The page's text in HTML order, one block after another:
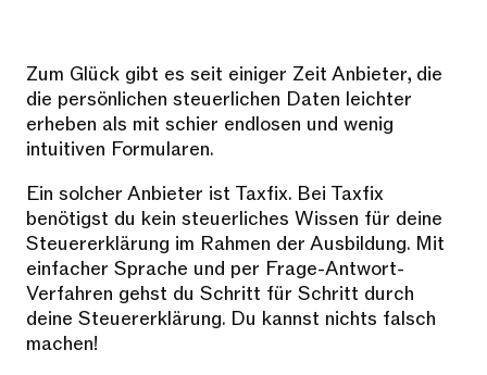
Zum Glück gibt es seit einiger Zeit Anbieter, die
die persönlichen steuerlichen Daten leichter
erheben als mit schier endlosen und wenig
intuitiven Formularen.
Ein solcher Anbieter ist Taxfix. Bei Taxfix
benötigst du kein steuerliches Wissen für deine
Steuererklärung im Rahmen der Ausbildung. Mit
einfacher Sprache und per Frage-Antwort-
Verfahren gehst du Schritt für Schritt durch
deine Steuererklärung. Du kannst nichts falsch
machen!